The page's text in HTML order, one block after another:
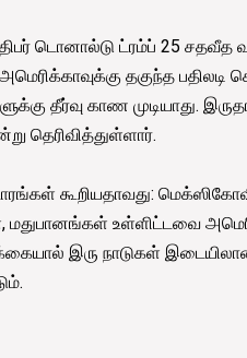
டொனால்டு ட்ரம்ப் 25 சதவீத
தகுந்த பதிலடி
தீர்வு காண முடியாது.
தெரிவித்துள்ளார்.
கூறியதாவது:
மதுபானங்கள் உள்ளிட்டவை
இரு நாடுகள்